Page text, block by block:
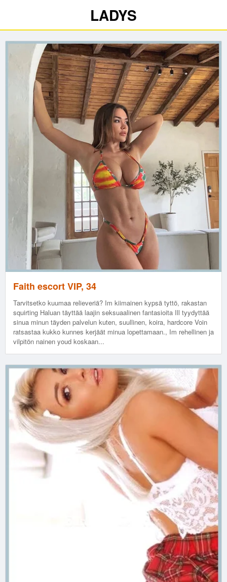
LADYS
Faith escort VIP, 34
Tarvitsetko kuumaa relieveriä? Im kiimainen kypsä tyttö, rakastan
squirting Haluan täyttää laajin seksuaalinen fantasioita Ill tyydyttää
sinua minun täyden palvelun kuten, suullinen, koira, hardcore Voin
ratsastaa kukko kunnes kerjäät minua lopettamaan., Im rehellinen ja
vilpitön nainen youd koskaan...